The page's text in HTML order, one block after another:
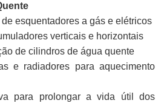
esquentadores a gás e elétricos
verticais e horizontais
de cilindros de água quente
e radiadores para aquecimento
para prolongar a vida útil dos